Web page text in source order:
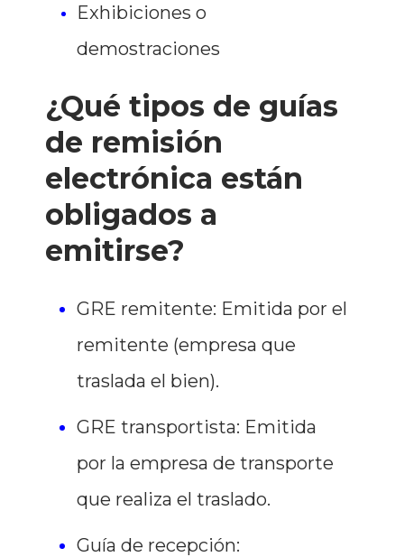
Exhibiciones o
demostraciones
¿Qué tipos de guías
de remisión
electrónica están
obligados a
emitirse?
GRE remitente: Emitida por el
remitente (empresa que
traslada el bien).
GRE transportista: Emitida
por la empresa de transporte
que realiza el traslado.
Guía de recepción: